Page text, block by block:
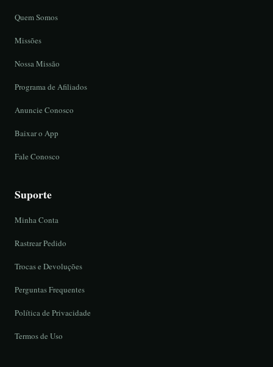
Quem Somos
Missões
Nossa Missão
Programa de Afiliados
Anuncie Conosco
Baixar o App
Fale Conosco
Suporte
Minha Conta
Rastrear Pedido
Trocas e Devoluções
Perguntas Frequentes
Política de Privacidade
Termos de Uso